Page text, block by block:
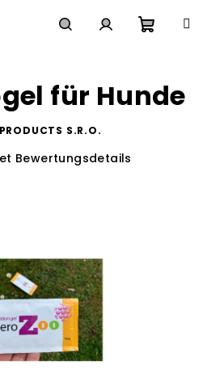
für Hunde
S.R.O.
Bewertungsdetails